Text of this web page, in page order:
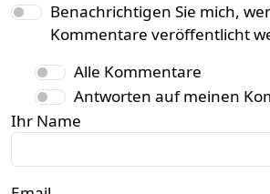
Benachrichtigen Sie mich,
Kommentare veröffentlicht
Alle Kommentare
Antworten auf meinen
Ihr Name